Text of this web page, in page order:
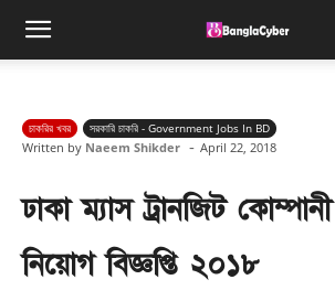
চাকরির খবর সরকারি চাকরি - Government Jobs In BD
Written by Naeem Shikder - April 22, 2018
ঢাকা ম্যাস ট্রানজিট
নিয়োগ বিজ্ঞপ্তি ২০১৮